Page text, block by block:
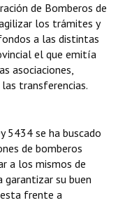
de Bomberos de
los trámites y
a las distintas
el que emitía
asociaciones,
transferencias.
5434 se ha buscado
de bomberos
a los mismos de
garantizar su buen
frente a